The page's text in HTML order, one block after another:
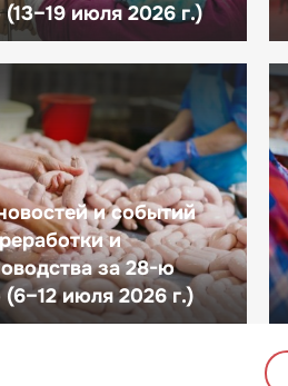
июля 2026 г.)
и событий
и
за 28-ю
июля 2026 г.)